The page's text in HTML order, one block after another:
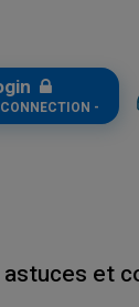
-
et